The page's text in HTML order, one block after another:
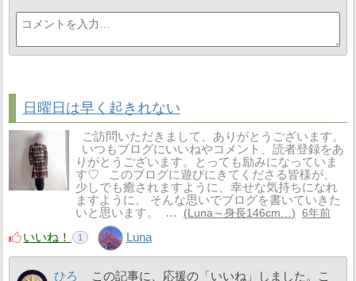
日曜日は早く起きれない
ご訪問いただきまして、ありがとうございます。
いつもブログにいいねやコメント、読者登録をあ
りがとうございます。とっても励みになっていま
す♡ このブログに遊びにきてくださる皆様が、
少しでも癒されますように、幸せな気持ちになれ
ますように。 そんな思いでブログを書いていきた
いと思います。 …
Luna～身長146cm… 6年前
いいね！ 1 Luna
ひろ この記事に、応援の「いいね」しました。こ